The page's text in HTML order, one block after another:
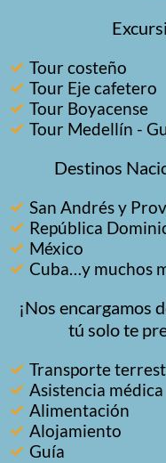
Tour costeño
Tour Eje cafetero
Tour Boyacense
Tour Medellín -
Destinos
San Andrés y
República
México
Cuba…y muchos
¡Nos encargamos
tú solo te
Transporte
Asistencia médica
Alimentación
Alojamiento
Guía